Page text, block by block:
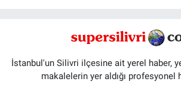
İstanbul'un Silivri ilçesine ait yerel haber,
makalelerin yer aldığı profesyonel